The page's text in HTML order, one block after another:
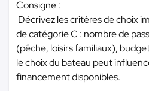
Consigne :
Décrivez les critères de choix
de catégorie C : nombre de
(pêche, loisirs familiaux),
le choix du bateau peut
financement disponibles.